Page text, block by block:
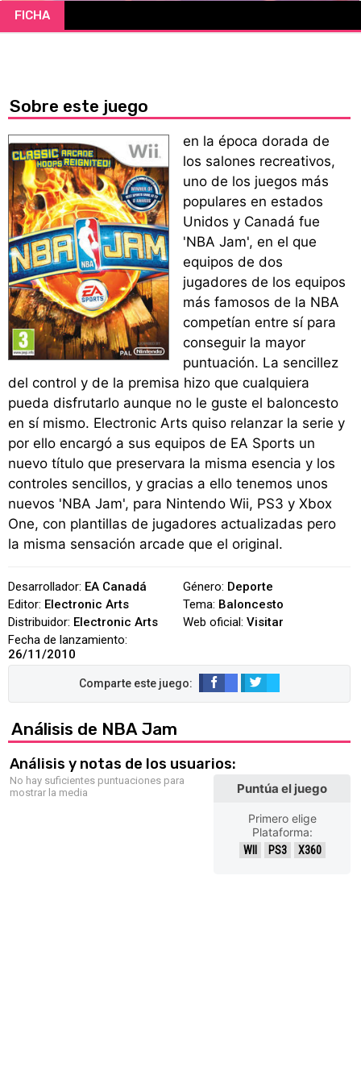
FICHA
Sobre este juego
en la época dorada de
los salones recreativos,
uno de los juegos más
populares en estados
Unidos y Canadá fue
'NBA Jam', en el que
equipos de dos
jugadores de los equipos
más famosos de la NBA
competían entre sí para
conseguir la mayor
puntuación. La sencillez
del control y de la premisa hizo que cualquiera
pueda disfrutarlo aunque no le guste el baloncesto
en sí mismo. Electronic Arts quiso relanzar la serie y
por ello encargó a sus equipos de EA Sports un
nuevo título que preservara la misma esencia y los
controles sencillos, y gracias a ello tenemos unos
nuevos 'NBA Jam', para Nintendo Wii, PS3 y Xbox
One, con plantillas de jugadores actualizadas pero
la misma sensación arcade que el original.
Desarrollador: EA Canadá
Editor: Electronic Arts
Distribuidor: Electronic Arts
Fecha de lanzamiento:
26/11/2010
Género: Deporte
Tema: Baloncesto
Web oficial: Visitar
Análisis de NBA Jam
Análisis y notas de los usuarios:
No hay suficientes puntuaciones para
mostrar la media
Puntúa el juego
Primero elige
Plataforma:
WII PS3 X360